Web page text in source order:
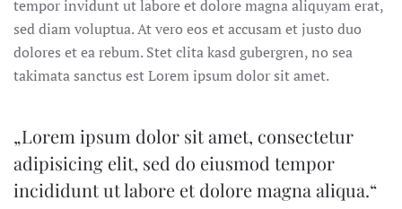
tempor invidunt ut labore et dolore magna aliquyam erat,
sed diam voluptua. At vero eos et accusam et justo duo
dolores et ea rebum. Stet clita kasd gubergren, no sea
takimata sanctus est Lorem ipsum dolor sit amet.
„Lorem ipsum dolor sit amet, consectetur
adipisicing elit, sed do eiusmod tempor
incididunt ut labore et dolore magna aliqua.“